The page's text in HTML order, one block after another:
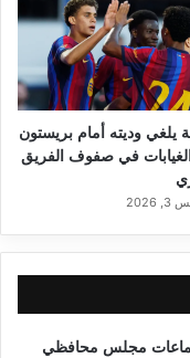
يلغي وديته أمام بريستون
في صفوف الفريق
مجلس محافظي